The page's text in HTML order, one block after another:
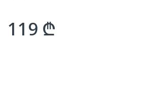
119 ₾